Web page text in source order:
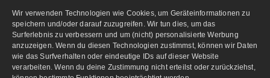
Wir verwenden Technologien wie Cookies, um Geräteinformationen zu
speichern und/oder darauf zuzugreifen. Wir tun dies, um das
Surferlebnis zu verbessern und um (nicht) personalisierte Werbung
anzuzeigen. Wenn du diesen Technologien zustimmst, können wir Daten
wie das Surfverhalten oder eindeutige IDs auf dieser Website
verarbeiten. Wenn du deine Zustimmung nicht erteilst oder zurückziehst,